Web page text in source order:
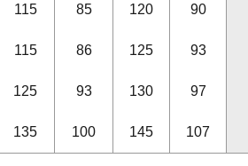
115 85 120 90
115 86 125 93
125 93 130 97
135 100 145 107